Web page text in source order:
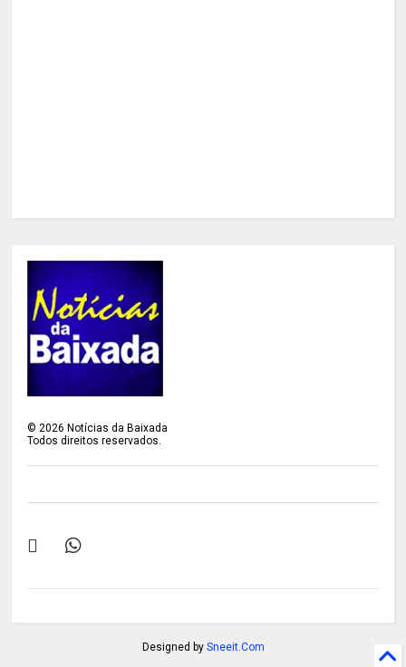
©2026 Notícias da Baixada
Todos direitos reservados.
Designed by Sneeit.Com